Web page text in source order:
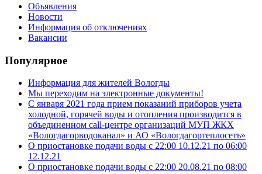
Объявления
Новости
Информация об отключениях
Вакансии
Популярное
Информация для жителей Вологды
Мы переходим на электронные документы!
С января 2021 года прием показаний приборов учета
холодной, горячей воды и отопления производится в
объединенном call-центре организаций МУП ЖКХ
«Вологдагорводоканал» и АО «Вологдагортеплосеть»
О приостановке подачи воды с 22:00 10.12.21 по 06:00
12.12.21
О приостановке подачи воды с 22:00 20.08.21 по 08:00